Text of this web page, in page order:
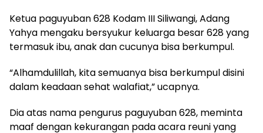
Ketua paguyuban 628 Kodam III Siliwangi, Adang
Yahya mengaku bersyukur keluarga besar 628 yang
termasuk ibu, anak dan cucunya bisa berkumpul.
“Alhamdulillah, kita semuanya bisa berkumpul disini
dalam keadaan sehat walafiat,” ucapnya.
Dia atas nama pengurus paguyuban 628, meminta
maaf dengan kekurangan pada acara reuni yang